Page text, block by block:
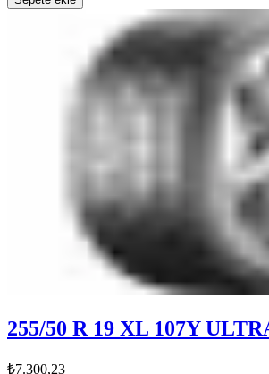
255/50 R 19 XL 107Y
₺7.300,23